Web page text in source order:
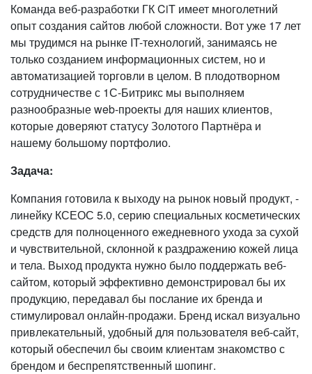
Команда веб-разработки ГК CiT имеет многолетний
опыт создания сайтов любой сложности. Вот уже 17 лет
мы трудимся на рынке IT-технологий, занимаясь не
только созданием информационных систем, но и
автоматизацией торговли в целом. В плодотворном
сотрудничестве с 1С-Битрикс мы выполняем
разнообразные web-проекты для наших клиентов,
которые доверяют статусу Золотого Партнёра и
нашему большому портфолио.
Задача:
Компания готовила к выходу на рынок новый продукт, -
линейку КСЕОС 5.0, серию специальных косметических
средств для полноценного ежедневного ухода за сухой
и чувствительной, склонной к раздражению кожей лица
и тела. Выход продукта нужно было поддержать веб-
сайтом, который эффективно демонстрировал бы их
продукцию, передавал бы послание их бренда и
стимулировал онлайн-продажи. Бренд искал визуально
привлекательный, удобный для пользователя веб-сайт,
который обеспечил бы своим клиентам знакомство с
брендом и беспрепятственный шопинг.